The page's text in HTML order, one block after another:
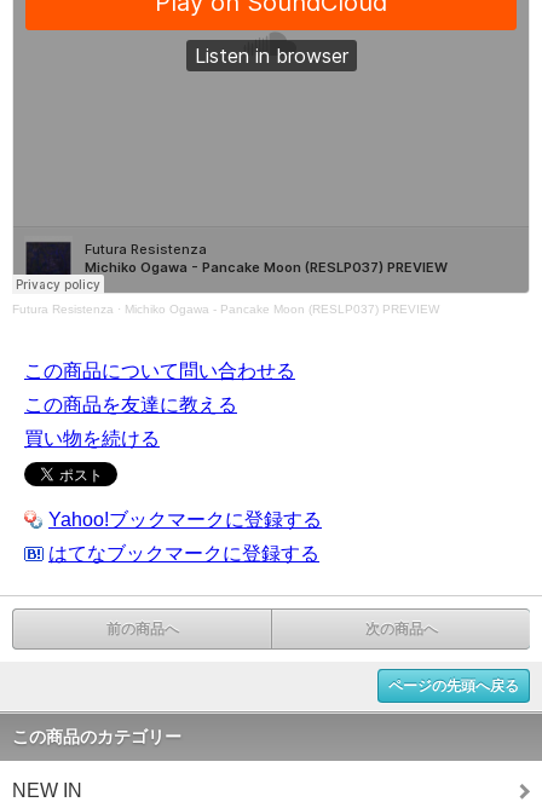
Futura Resistenza · Michiko Ogawa - Pancake Moon (RESLP037) PREVIEW
この商品について問い合わせる
この商品を友達に教える
買い物を続ける
Yahoo!ブックマークに登録する
はてなブックマークに登録する
前の商品へ 次の商品へ
ページの先頭へ戻る
この商品のカテゴリー
NEW IN